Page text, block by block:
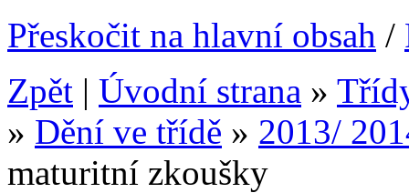
Přeskočit na hlavní obsah /
Zpět | Úvodní strana »
» Dění ve třídě » 2013/
maturitní zkoušky